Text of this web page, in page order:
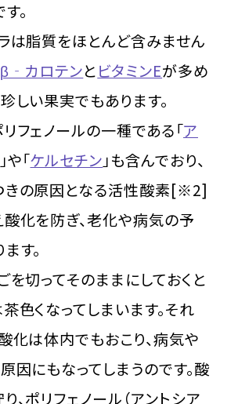
。
は脂質をほとんど含みません
β‐カロテンとビタミンEが多め
しい果実でもあります。
フェノールの一種である「ア
」や「ケルセチン」も含んでおり、
きの原因となる活性酸素[※2]
化を防ぎ、老化や病気の予
す。
を切ってそのままにしておくと
色くなってしまいます。それ
化は体内でもおこり、病気や
因にもなってしまうのです。酸
、ポリフェノール（アントシア